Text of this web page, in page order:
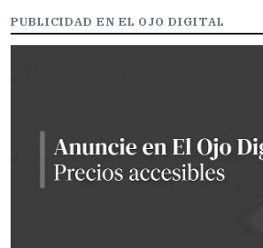
PUBLICIDAD EN EL OJO DIGITAL